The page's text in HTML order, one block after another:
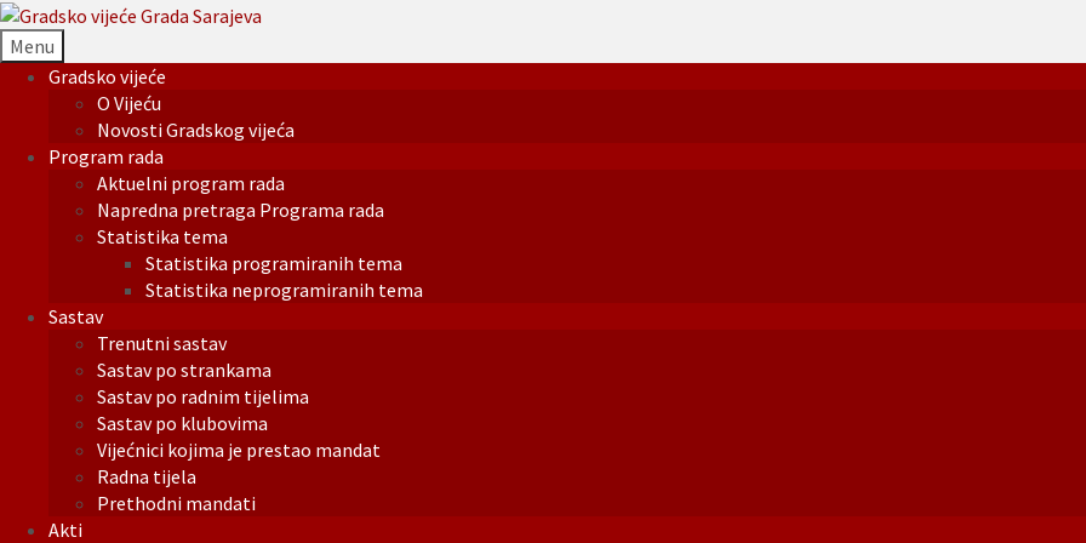
Menu
Gradsko vijeće
O Vijeću
Novosti Gradskog vijeća
Program rada
Aktuelni program rada
Napredna pretraga Programa rada
Statistika tema
Statistika programiranih tema
Statistika neprogramiranih tema
Sastav
Trenutni sastav
Sastav po strankama
Sastav po radnim tijelima
Sastav po klubovima
Vijećnici kojima je prestao mandat
Radna tijela
Prethodni mandati
Akti